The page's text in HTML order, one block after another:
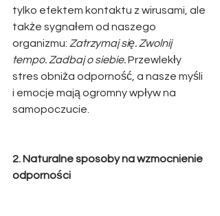
tylko efektem kontaktu z wirusami, ale
także sygnałem od naszego
organizmu: Zatrzymaj się. Zwolnij
tempo. Zadbaj o siebie. Przewlekły
stres obniża odporność, a nasze myśli
i emocje mają ogromny wpływ na
samopoczucie.
2. Naturalne sposoby na wzmocnienie
odporności